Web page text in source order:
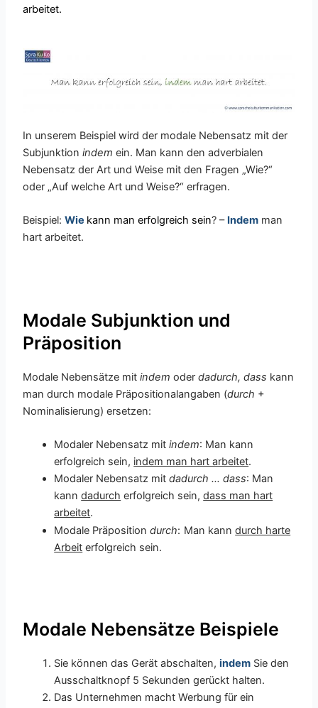
arbeitet.
In unserem Beispiel wird der modale Nebensatz mit der
Subjunktionindemein. Man kann den adverbialen
Nebensatz der Art und Weise mit den Fragen „Wie?“
oder „Auf welche Art und Weise?“ erfragen.
Beispiel:Wie kann man erfolgreich sein? – Indem man
hart arbeitet.
Modale Subjunktion und
Präposition
Modale Nebensätze mitindem oderdadurch, dass kann
man durch modale Präpositionalangaben (durch +
Nominalisierung) ersetzen:
Modaler Nebensatz mitindem: Man kann
erfolgreich sein, indem man hart arbeitet.
Modaler Nebensatz mitdadurch … dass: Man
kanndadurch erfolgreich sein,dass man hart
arbeitet.
Modale Präpositiondurch: Man kanndurch harte
Arbeit erfolgreich sein.
Modale Nebensätze Beispiele
Sie können das Gerät abschalten,indem Sie den
Ausschaltknopf 5 Sekunden gerückt halten.
Das Unternehmen macht Werbung für ein